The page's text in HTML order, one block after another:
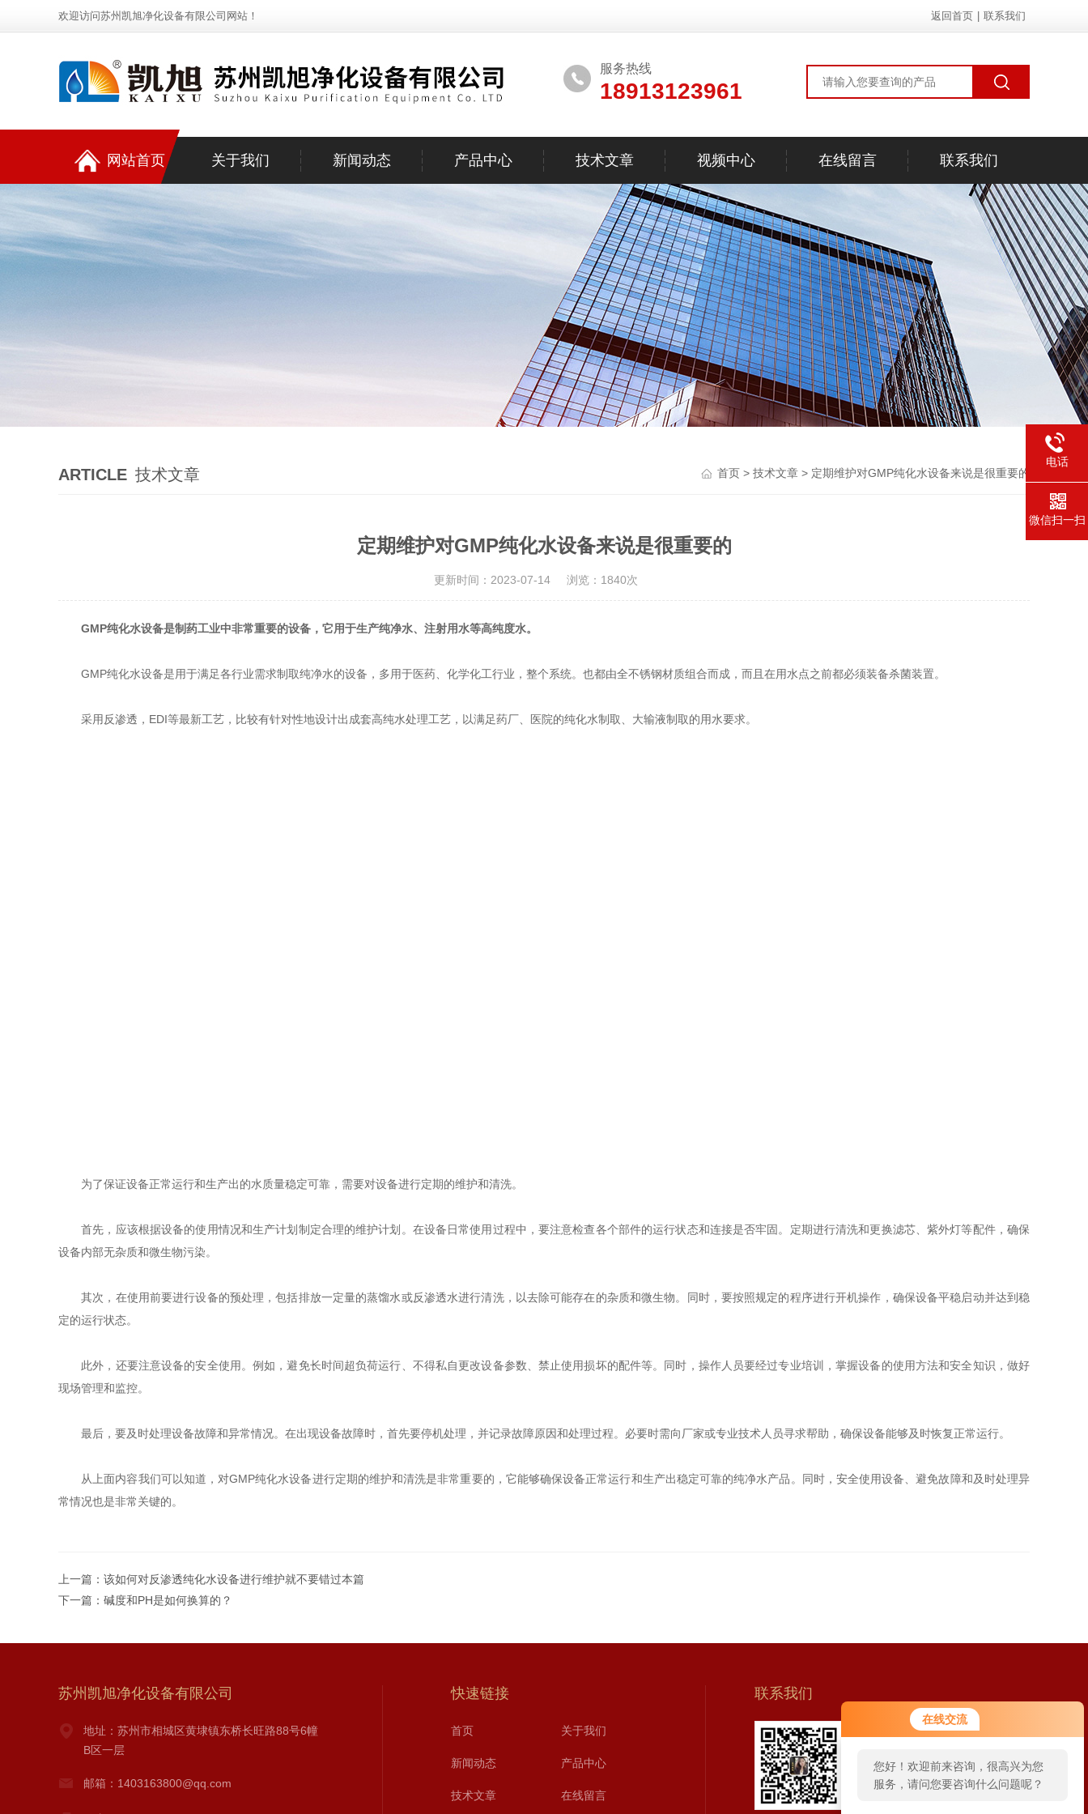
在线交流
您好！欢迎前来咨询，很高兴为您
服务，请问您要咨询什么问题呢？
欢迎访问苏州凯旭净化设备有限公司网站！ 返回首页 联系我们
服务热线
18913123961
网站首页 关于我们 新闻动态 产品中心 技术文章 视频中心 在线留言 联系我们
ARTICLE 技术文章 首页 > 技术文章 > 定期维护对GMP纯化水设备来说是很重要的
定期维护对GMP纯化水设备来说是很重要的
更新时间：2023-07-14 浏览：1840次
GMP纯化水设备是制药工业中非常重要的设备，它用于生产纯净水、注射用水等高纯度水。
GMP纯化水设备是用于满足各行业需求制取纯净水的设备，多用于医药、化学化工行业，整个系统。也都由全不锈钢材质组合而成，而且在用水点之前都必须装备杀菌装置。
采用反渗透，EDI等最新工艺，比较有针对性地设计出成套高纯水处理工艺，以满足药厂、医院的纯化水制取、大输液制取的用水要求。
为了保证设备正常运行和生产出的水质量稳定可靠，需要对设备进行定期的维护和清洗。
首先，应该根据设备的使用情况和生产计划制定合理的维护计划。在设备日常使用过程中，要注意检查各个部件的运行状态和连接是否牢固。定期进行清洗和更换滤芯、紫外灯等配件，确保
设备内部无杂质和微生物污染。
其次，在使用前要进行设备的预处理，包括排放一定量的蒸馏水或反渗透水进行清洗，以去除可能存在的杂质和微生物。同时，要按照规定的程序进行开机操作，确保设备平稳启动并达到稳
定的运行状态。
此外，还要注意设备的安全使用。例如，避免长时间超负荷运行、不得私自更改设备参数、禁止使用损坏的配件等。同时，操作人员要经过专业培训，掌握设备的使用方法和安全知识，做好
现场管理和监控。
最后，要及时处理设备故障和异常情况。在出现设备故障时，首先要停机处理，并记录故障原因和处理过程。必要时需向厂家或专业技术人员寻求帮助，确保设备能够及时恢复正常运行。
从上面内容我们可以知道，对GMP纯化水设备进行定期的维护和清洗是非常重要的，它能够确保设备正常运行和生产出稳定可靠的纯净水产品。同时，安全使用设备、避免故障和及时处理异
常情况也是非常关键的。
上一篇： 该如何对反渗透纯化水设备进行维护就不要错过本篇
下一篇： 碱度和PH是如何换算的？
苏州凯旭净化设备有限公司
地址：苏州市相城区黄埭镇东桥长旺路88号6幢
B区一层
邮箱：1403163800@qq.com
快速链接
首页 关于我们
新闻动态 产品中心
技术文章 在线留言
联系我们
扫一扫 联系我们
电话
微信扫一扫